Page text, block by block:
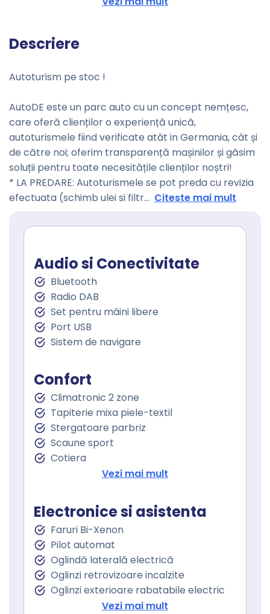
Descriere
Autoturism pe stoc !
AutoDE este un parc auto cu un concept nemțesc,
care oferă clienților o experiență unică,
autoturismele fiind verificate atât in Germania, cât și
de către noi; oferim transparență mașinilor și găsim
soluții pentru toate necesitățile clienților noștri!
* LA PREDARE: Autoturismele se pot preda cu revizia
efectuata (schimb ulei si filtr... Citeste mai mult
Audio si Conectivitate
Bluetooth
Radio DAB
Set pentru mâini libere
Port USB
Sistem de navigare
Confort
Climatronic 2 zone
Tapiterie mixa piele-textil
Stergatoare parbriz
Scaune sport
Cotiera
Volan de piele
Senzor ploaie
Geamuri fata electrice
Geamuri spate electrice
Geamuri cu tenta
Vezi mai mult
Electronice si asistenta
Faruri Bi-Xenon
Pilot automat
Oglindă laterală electrică
Oglinzi retrovizoare incalzite
Oglinzi exterioare rabatabile electric
Asistenta la franare
Vezi mai mult